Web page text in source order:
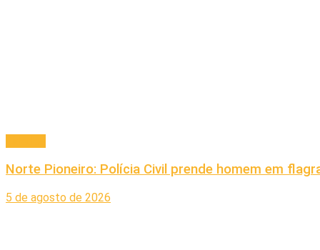
Norte Pioneiro: Polícia Civil prende homem em
5 de agosto de 2026